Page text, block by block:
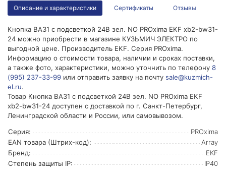
Описание и характеристики Сертификаты Отзывы
Кнопка BA31 с подсветкой 24В зел. NO PROxima EKF xb2-bw31-
24 можно приобрести в магазине КУЗЬМИЧ ЭЛЕКТРО по
выгодной цене. Производитель EKF. Серия PROxima.
Информацию о стоимости товара, наличии и сроках поставки,
а также фото, характеристики, можно уточнить по телефону 8
(995) 237-33-99 или отправить заявку на почту sale@kuzmich-
el.ru.
Товар Кнопка BA31 с подсветкой 24В зел. NO PROxima EKF
xb2-bw31-24 доступен с доставкой по г. Санкт-Петербург,
Ленинградской области и России, или самовывозом.
Серия:
PROxima
EAN товара (Штрих-код):
Array
Бренд:
EKF
Степень защиты IP:
IP40